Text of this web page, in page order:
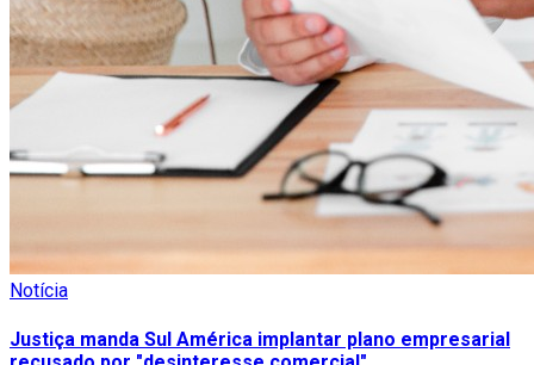
Notícia
Justiça manda Sul América implantar plano empresarial